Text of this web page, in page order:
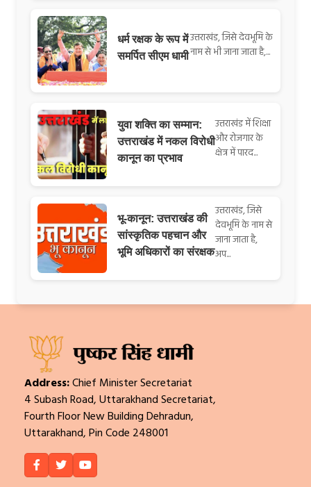
धर्म रक्षक के रूप में
समर्पित सीएम धामी
उत्तराखंड, जिसे देवभूमि के
नाम से भी जाना जाता है,...
युवा शक्ति का सम्मान:
उत्तराखंड में नकल विरोधी
कानून का प्रभाव
उत्तराखंड में शिक्षा
और रोजगार के
क्षेत्र में पारद...
भू-कानून: उत्तराखंड की
सांस्कृतिक पहचान और
भूमि अधिकारों का संरक्षक
उत्तराखंड, जिसे
देवभूमि के नाम से
जाना जाता है,
अप...
Address:Chief Minister Secretariat
4 Subash Road, Uttarakhand Secretariat,
Fourth Floor New Building Dehradun,
Uttarakhand, Pin Code 248001